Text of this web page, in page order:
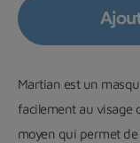
Martian est un
facilement au visage
moyen qui permet